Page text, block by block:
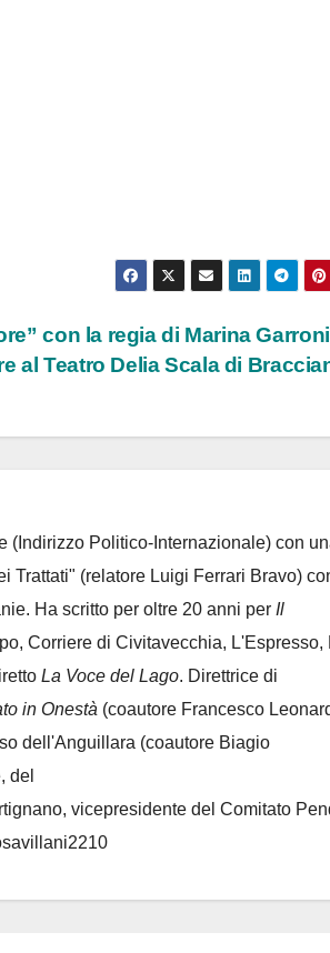
con la regia di Marina
al Teatro Delia Scala di
(Indirizzo Politico-Internazionale) con
Trattati" (relatore Luigi Ferrari Bravo)
Ha scritto per oltre 20 anni per Il
Corriere di Civitavecchia, L'Espresso,
La Voce del Lago. Direttrice di
in Onestà (coautore Francesco
dell'Anguillara (coautore Biagio
, del
, vicepresidente del Comitato